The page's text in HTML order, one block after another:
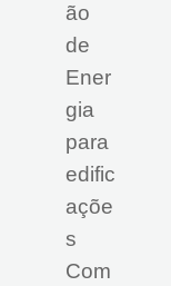
ão
de
Ener
gia
para
edific
açõe
s
Com